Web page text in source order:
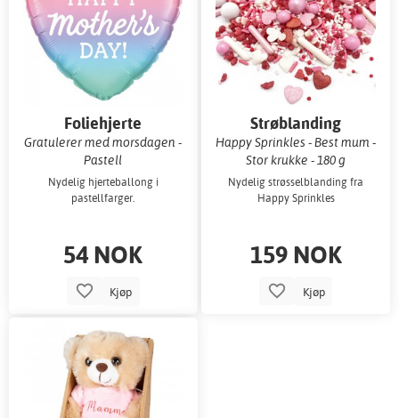
Foliehjerte
Gratulerer med morsdagen -
Pastell
Nydelig hjerteballong i
pastellfarger.
54 NOK
Kjøp
Strøblanding
Happy Sprinkles - Best mum -
Stor krukke - 180 g
Nydelig strøsselblanding fra
Happy Sprinkles
159 NOK
Kjøp